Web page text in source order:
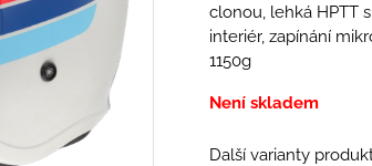
clonou, lehká HPTT
interiér, zapínání
1150g
Není skladem
Další varianty